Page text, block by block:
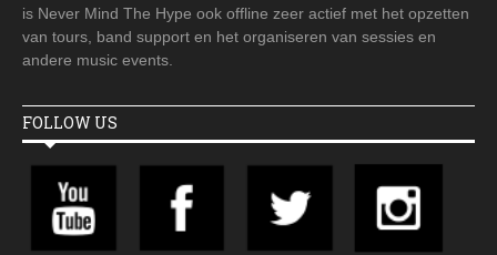
is Never Mind The Hype ook offline zeer actief met het opzetten
van tours, band support en het organiseren van sessies en
andere music events.
FOLLOW US